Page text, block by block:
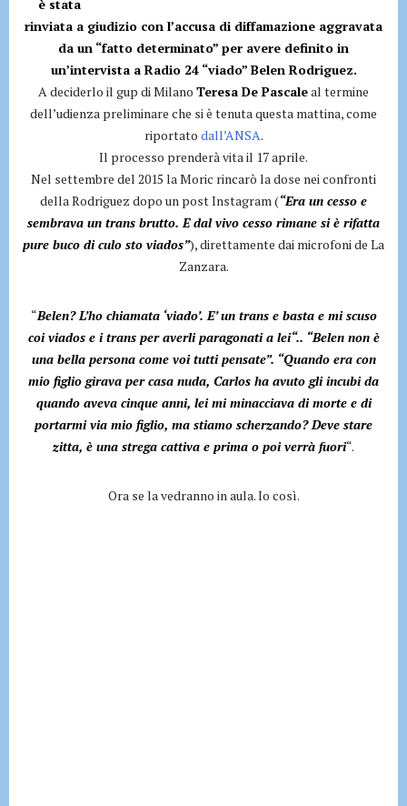
è stata
rinviata a giudizio con l’accusa di diffamazione aggravata
da un “fatto determinato” per avere definito in
un’intervista a Radio 24 “viado” Belen Rodriguez.
A deciderlo il gup di Milano Teresa De Pascaleal termine
dell’udienza preliminare che si è tenuta questa mattina, come
riportato dall’ANSA.
Il processo prenderà vita il 17 aprile.
Nel settembre del 2015 la Moric rincarò la dose nei confronti
della Rodriguez dopo un post Instagram (“Era un cesso e
sembrava un trans brutto. E dal vivo cesso rimane si è rifatta
pure buco di culo sto viados”), direttamente dai microfoni de La
Zanzara.
“Belen? L’ho chiamata ‘viado’. E’ un trans e basta e mi scuso
coi viados e i trans per averli paragonati a lei“.. “Belen non è
una bella persona come voi tutti pensate”. “Quando era con
mio figlio girava per casa nuda, Carlos ha avuto gli incubi da
quando aveva cinque anni, lei mi minacciava di morte e di
portarmi via mio figlio, ma stiamo scherzando? Deve stare
zitta, è una strega cattiva e prima o poi verrà fuori“.
Ora se la vedranno in aula. Io così.